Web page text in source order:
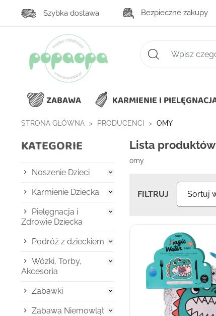
Bezpieczne zakupy
Szybka dostawa
Zaawansowane
ZABAWA KARMIENIE I
STRONA GŁÓWNA PRODUCENCI OMY
KATEGORIE
Noszenie Dzieci 
Karmienie Dziecka 
Pielęgnacja i
Zdrowie Dziecka

Podróż z dzieckiem 
Wózki, Torby,
Akcesoria

Zabawki 
Zabawa Niemowląt 
Lista
omy
FILTRUJ Sortuj